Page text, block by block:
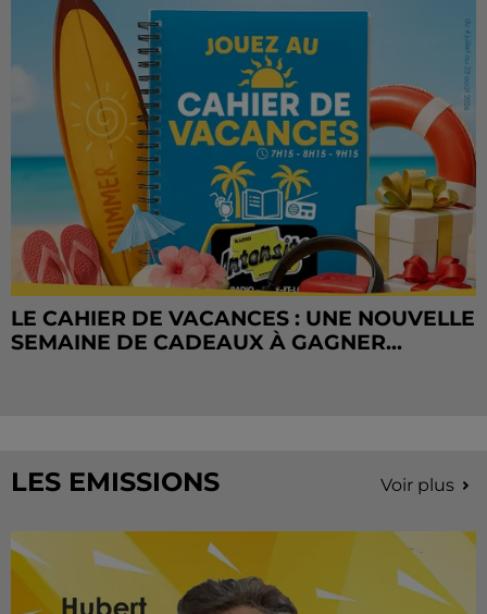
LE CAHIER DE VACANCES : UNE NOUVELLE
SEMAINE DE CADEAUX À GAGNER...
LES EMISSIONS Voir plus